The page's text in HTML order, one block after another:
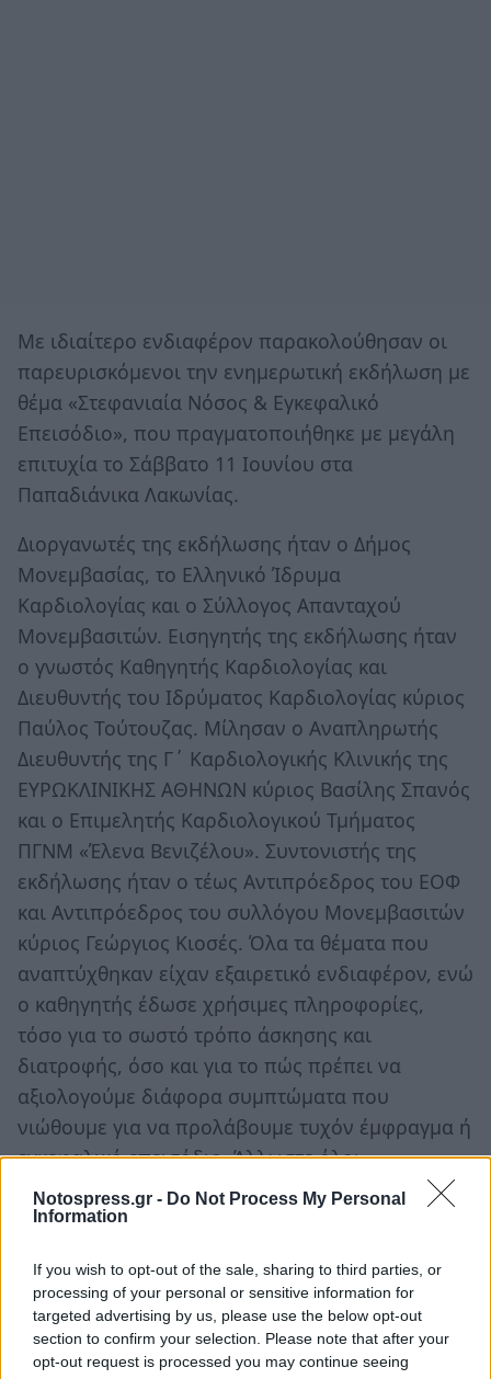
Notospress.gr - Do Not Process My Personal
Information
If you wish to opt-out of the sale, sharing to third parties, or
processing of your personal or sensitive information for
targeted advertising by us, please use the below opt-out
section to confirm your selection. Please note that after your
opt-out request is processed you may continue seeing
Με ιδιαίτερο ενδιαφέρον παρακολούθησαν οι
παρευρισκόμενοι την ενημερωτική εκδήλωση με
θέμα «Στεφανιαία Νόσος & Εγκεφαλικό
Επεισόδιο», που πραγματοποιήθηκε με μεγάλη
επιτυχία το Σάββατο 11 Ιουνίου στα
Παπαδιάνικα Λακωνίας.
Διοργανωτές της εκδήλωσης ήταν ο Δήμος
Μονεμβασίας, το Ελληνικό Ίδρυμα
Καρδιολογίας και ο Σύλλογος Απανταχού
Μονεμβασιτών. Εισηγητής της εκδήλωσης ήταν
ο γνωστός Καθηγητής Καρδιολογίας και
Διευθυντής του Ιδρύματος Καρδιολογίας κύριος
Παύλος Τούτουζας. Μίλησαν ο Αναπληρωτής
Διευθυντής της Γ΄ Καρδιολογικής Κλινικής της
ΕΥΡΩΚΛΙΝΙΚΗΣ ΑΘΗΝΩΝ κύριος Βασίλης Σπανός
και ο Επιμελητής Καρδιολογικού Τμήματος
ΠΓΝΜ «Έλενα Βενιζέλου». Συντονιστής της
εκδήλωσης ήταν ο τέως Αντιπρόεδρος του ΕΟΦ
και Αντιπρόεδρος του συλλόγου Μονεμβασιτών
κύριος Γεώργιος Κιοσές. Όλα τα θέματα που
αναπτύχθηκαν είχαν εξαιρετικό ενδιαφέρον, ενώ
ο καθηγητής έδωσε χρήσιμες πληροφορίες,
τόσο για το σωστό τρόπο άσκησης και
διατροφής, όσο και για το πώς πρέπει να
αξιολογούμε διάφορα συμπτώματα που
νιώθουμε για να προλάβουμε τυχόν έμφραγμα ή
εγκεφαλικό επεισόδιο. Άλλωστε όλοι
γνωρίζουμε ότι το προλαμβάνειν είναι
προτιμότερο του θεραπεύειν.
Στην εκδήλωση παρέστησαν ο Δήμαρχος
Μονεμβασίας Ηρακλής Τριχείλης, ο Βουλευτής
Αποστολάκος Γρηγόριος και οι Αντιδήμαρχοι
Βουνελάκης Γιώργος, Κολλιάκος Ιωάννης και